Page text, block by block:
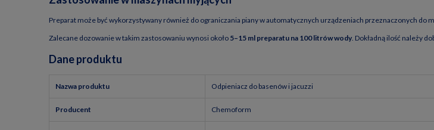
Preparat może być wykorzystywany również do ograniczania piany w automatycznych urządzeniach przeznaczonych do
Zalecane dozowanie w takim zastosowaniu wynosi około 5–15 ml preparatu na 100 litrów wody . Dokładną ilość należy
Dane produktu
Nazwa produktu Odpieniacz do basenów i jacuzzi
Producent Chemoform